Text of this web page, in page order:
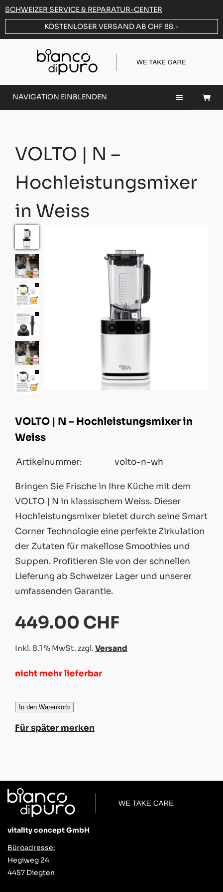
SCHWEIZER SERVICE & REPARATUR-CENTER
KOSTENLOSER VERSAND AB CHF 88.-
NAVIGATION EINBLENDEN
VOLTO | N –
Hochleistungsmixer
in Weiss
VOLTO | N – Hochleistungsmixer in
Weiss
Artikelnummer: volto-n-wh
Bringen Sie Frische in Ihre Küche mit dem
VOLTO | N in klassischem Weiss. Dieser
Hochleistungsmixer bietet durch seine Smart
Corner Technologie eine perfekte Zirkulation
der Zutaten für makellose Smoothies und
Suppen. Profitieren Sie von der schnellen
Lieferung ab Schweizer Lager und unserer
umfassenden Garantie.
449.00 CHF
Inkl. 8.1 % MwSt. zzgl. Versand
nicht mehr lieferbar
In den Warenkorb
Für später merken
vitality concept GmbH
Büroadresse:
Hegiweg 24
4457 Diegten